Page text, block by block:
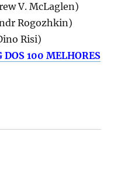
V. McLaglen)
Rogozhkin)
Risi)
DOS 100 MELHORES